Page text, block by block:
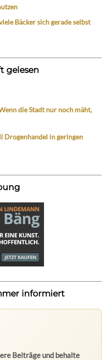
Bäcker sich gerade selbst
gelesen
die Stadt nur noch mäht,
Drogenhandel in geringen
informiert
Beiträge und behalte